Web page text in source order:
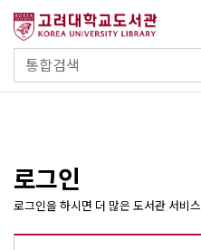
건
통합검색
사이트내 검색
로그인
로그인을 하시면 더 많은 도서관 서비